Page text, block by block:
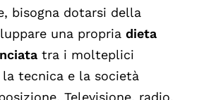
bisogna dotarsi della
una propria dieta
tra i molteplici
tecnica e la società
Televisione, radio,